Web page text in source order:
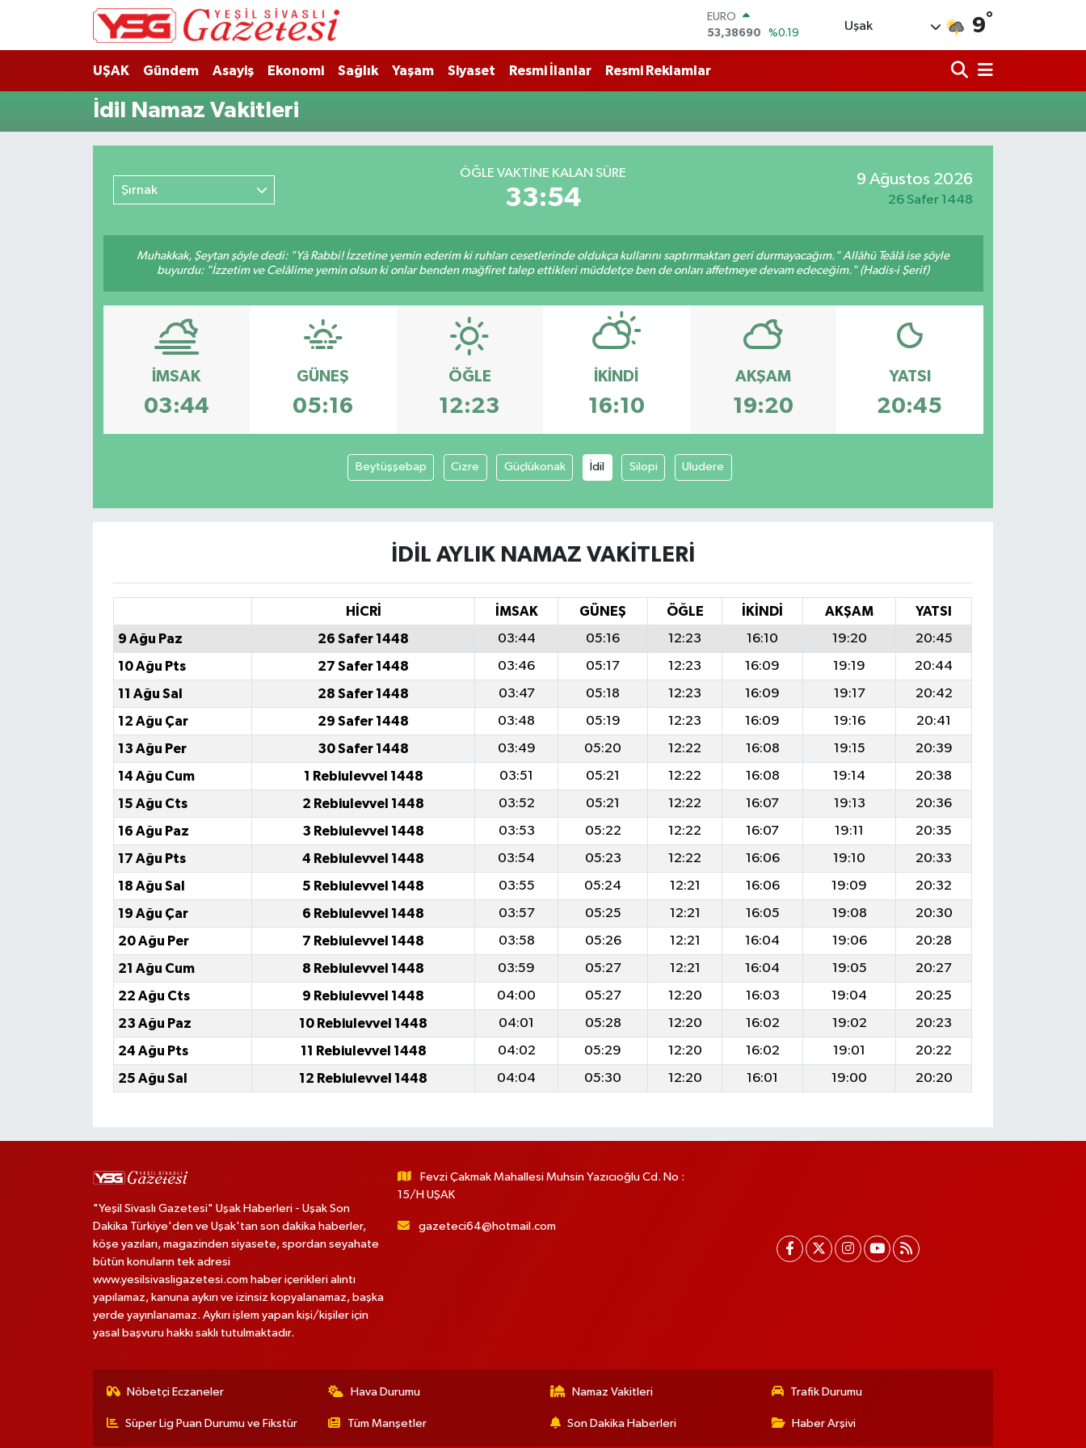
STERLİN
61,60380
%0.18
6862,09000
79.591,74
%-1.82
Uşak 9°
UŞAK Gündem Asayiş Ekonomi Sağlık Yaşam Siyaset Resmi İlanlar Resmi Reklamlar
İdil Namaz Vakitleri
Şırnak
ÖĞLE VAKTİNE KALAN SÜRE
33:53
9 Ağustos 2026
26 Safer 1448
Muhakkak, Şeytan şöyle dedi: "Yâ Rabbi! İzzetine yemin ederim ki ruhları cesetlerinde oldukça kullarını saptırmaktan geri durmayacağım." Allâhü Teâlâ ise şöyle
buyurdu: "İzzetim ve Celâlime yemin olsun ki onlar benden mağfiret talep ettikleri müddetçe ben de onları affetmeye devam edeceğim." (Hadis-i Şerif)
İMSAK
03:44
GÜNEŞ
05:16
ÖĞLE
12:23
İKINDI
16:10
AKŞAM
19:20
YATSI
20:45
Beytüşşebap Cizre Güçlükonak İdil Silopi Uludere
İDIL AYLIK NAMAZ VAKITLERI
HİCRİ İMSAK GÜNEŞ ÖĞLE İKINDI AKŞAM
YATSI
9 Ağu Paz
26 Safer 1448 03:44 05:16 12:23 16:10 19:20
20:45
10 Ağu Pts
27 Safer 1448 03:46 05:17 12:23 16:09 19:19
20:44
11 Ağu Sal
28 Safer 1448 03:47 05:18 12:23 16:09 19:17
20:42
12 Ağu Çar
29 Safer 1448 03:48 05:19 12:23 16:09 19:16
20:41
13 Ağu Per
30 Safer 1448 03:49 05:20 12:22 16:08 19:15
20:39
14 Ağu Cum
1 Rebiulevvel 1448 03:51 05:21 12:22 16:08 19:14
20:38
15 Ağu Cts
2 Rebiulevvel 1448 03:52 05:21 12:22 16:07 19:13
20:36
16 Ağu Paz
3 Rebiulevvel 1448 03:53 05:22 12:22 16:07 19:11
20:35
17 Ağu Pts
4 Rebiulevvel 1448 03:54 05:23 12:22 16:06 19:10
20:33
18 Ağu Sal
5 Rebiulevvel 1448 03:55 05:24 12:21 16:06 19:09
20:32
19 Ağu Çar
6 Rebiulevvel 1448 03:57 05:25 12:21 16:05 19:08
20:30
20 Ağu Per
7 Rebiulevvel 1448 03:58 05:26 12:21 16:04 19:06
20:28
21 Ağu Cum
8 Rebiulevvel 1448 03:59 05:27 12:21 16:04 19:05
20:27
22 Ağu Cts
9 Rebiulevvel 1448 04:00 05:27 12:20 16:03 19:04
20:25
23 Ağu Paz
10 Rebiulevvel 1448 04:01 05:28 12:20 16:02 19:02
20:23
24 Ağu Pts
11 Rebiulevvel 1448 04:02 05:29 12:20 16:02 19:01
20:22
25 Ağu Sal
12 Rebiulevvel 1448 04:04 05:30 12:20 16:01 19:00 20:20
"Yeşil Sivaslı Gazetesi" Uşak Haberleri - Uşak Son
Dakika Türkiye'den ve Uşak'tan son dakika haberler,
köşe yazıları, magazinden siyasete, spordan seyahate
bütün konuların tek adresi
www.yesilsivasligazetesi.com haber içerikleri alıntı
yapılamaz, kanuna aykırı ve izinsiz kopyalanamaz, başka
yerde yayınlanamaz. Aykırı işlem yapan kişi/kişiler için
yasal başvuru hakkı saklı tutulmaktadır.
Fevzi Çakmak Mahallesi Muhsin Yazıcıoğlu Cd. No :
15/H UŞAK
gazeteci64@hotmail.com
Nöbetçi Eczaneler Hava Durumu Namaz Vakitleri Trafik Durumu
Süper Lig Puan Durumu ve Fikstür Tüm Manşetler Son Dakika Haberleri Haber Arşivi
Hava Durumu
Namaz Vakitleri
Trafik Durumu
Son Dakika Haberleri